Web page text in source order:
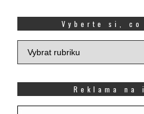
Vyberte si, co
Vyberte
si,
zajímá
Reklama na